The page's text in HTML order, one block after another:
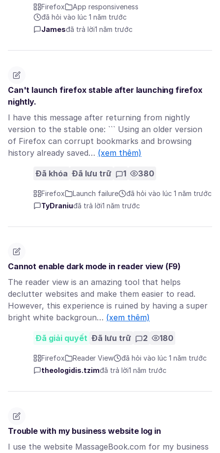
Firefox
App responsiveness
đã hỏi vào lúc 1 năm trước
Jamesđã trả lời1 năm trước
Can't launch firefox stable after launching firefox
nightly.
I have this message after returning from nightly
version to the stable one: ``` Using an older version
of Firefox can corrupt bookmarks and browsing
history already saved… (xem thêm)
Đã khóa Đã lưu trữ 1 380
Firefox Launch failure
đã hỏi vào lúc 1 năm trước
TyDraniuđã trả lời1 năm trước
Cannot enable dark mode in reader view (F9)
The reader view is an amazing tool that helps
declutter websites and make them easier to read.
However, this experience is ruined by having a super
bright white backgroun… (xem thêm)
Đã giải quyết Đã lưu trữ 2 180
Firefox Reader View
đã hỏi vào lúc 1 năm trước
theologidis.tzimđã trả lời1 năm trước
Trouble with my business website log in
I use the website MassageBook.com for my business